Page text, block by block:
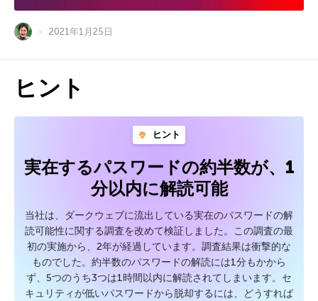
2021年1月25日
ヒント
ヒント
実在するパスワードの約半数が、1
分以内に解読可能
当社は、ダークウェブに流出している実在のパスワードの解
読可能性に関する調査を改めて検証しました。この調査の最
初の実施から、2年が経過しています。調査結果は衝撃的な
ものでした。約半数のパスワードの解読には1分もかから
ず、5つのうち3つは1時間以内に解読されてしまいます。セ
キュリティが低いパスワードから脱却するには、どうすれば